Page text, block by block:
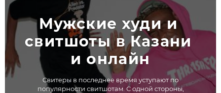
Мужские худи и
свитшоты в Казани
и онлайн
Свитеры в последнее время уступают по
популярности свитшотам. С одной стороны,